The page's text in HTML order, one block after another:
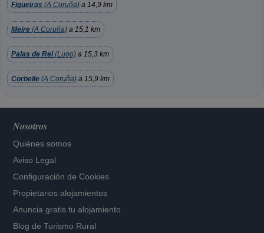
Figueiras (A Coruña) a 14,9 km
Meire (A Coruña) a 15,1 km
Palas de Rei(Lugo) a 15,3 km
Corbelle (A Coruña) a 15,9 km
Nosotros
Quiénes somos
Aviso Legal
Configuración de Cookies
Propietarios alojamientos
Anuncia gratis tu alojamiento
Blog de Turismo Rural